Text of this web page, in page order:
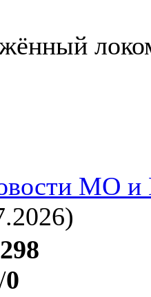
МО
298
0